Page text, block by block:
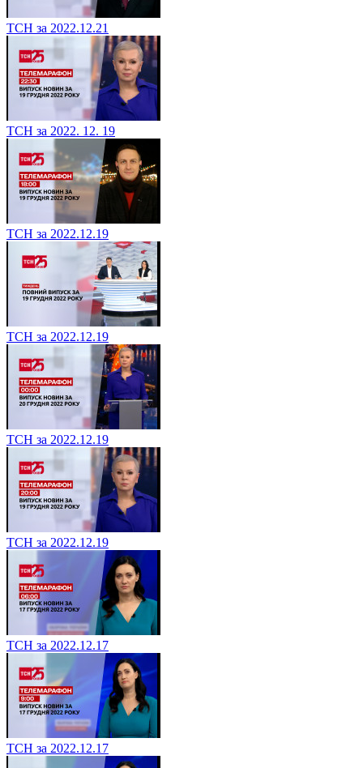
ТСН за 2022.12.21
ТСН за 2022. 12. 19
ТСН за 2022.12.19
ТСН за 2022.12.19
ТСН за 2022.12.19
ТСН за 2022.12.19
ТСН за 2022.12.17
ТСН за 2022.12.17